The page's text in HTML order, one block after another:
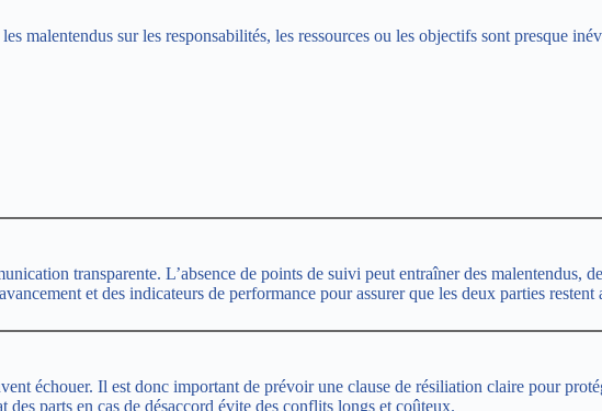
malentendus sur les responsabilités, les ressources ou les objectifs sont presque
transparente. L’absence de points de suivi peut entraîner des malentendus,
et des indicateurs de performance pour assurer que les deux parties restent
échouer. Il est donc important de prévoir une clause de résiliation claire pour
parts en cas de désaccord évite des conflits longs et coûteux.